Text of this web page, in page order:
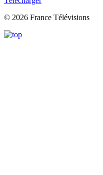
© 2026 France Télévisions